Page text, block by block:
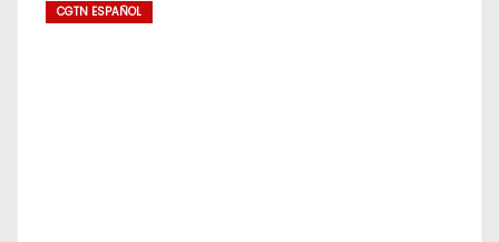
CGTN ESPAÑOL